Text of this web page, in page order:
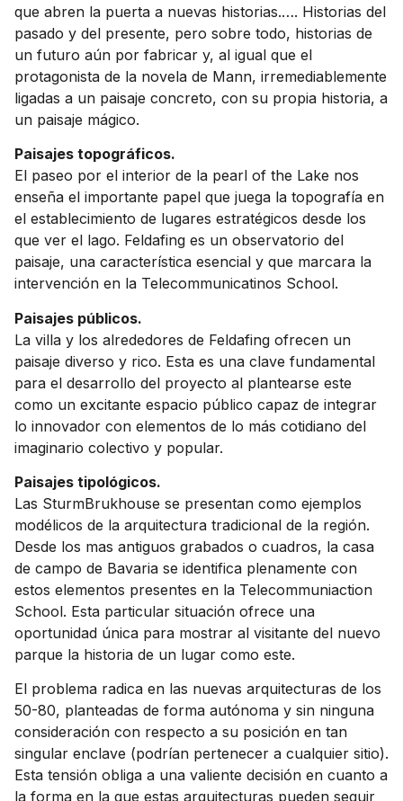
que abren la puerta a nuevas historias.…. Historias del
pasado y del presente, pero sobre todo, historias de
un futuro aún por fabricar y, al igual que el
protagonista de la novela de Mann, irremediablemente
ligadas a un paisaje concreto, con su propia historia, a
un paisaje mágico.
Paisajes topográficos.
El paseo por el interior de la pearl of the Lake nos
enseña el importante papel que juega la topografía en
el establecimiento de lugares estratégicos desde los
que ver el lago. Feldafing es un observatorio del
paisaje, una característica esencial y que marcara la
intervención en la Telecommunicatinos School.
Paisajes públicos.
La villa y los alrededores de Feldafing ofrecen un
paisaje diverso y rico. Esta es una clave fundamental
para el desarrollo del proyecto al plantearse este
como un excitante espacio público capaz de integrar
lo innovador con elementos de lo más cotidiano del
imaginario colectivo y popular.
Paisajes tipológicos.
Las SturmBrukhouse se presentan como ejemplos
modélicos de la arquitectura tradicional de la región.
Desde los mas antiguos grabados o cuadros, la casa
de campo de Bavaria se identifica plenamente con
estos elementos presentes en la Telecommuniaction
School. Esta particular situación ofrece una
oportunidad única para mostrar al visitante del nuevo
parque la historia de un lugar como este.
El problema radica en las nuevas arquitecturas de los
50-80, planteadas de forma autónoma y sin ninguna
consideración con respecto a su posición en tan
singular enclave (podrían pertenecer a cualquier sitio).
Esta tensión obliga a una valiente decisión en cuanto a
la forma en la que estas arquitecturas pueden seguir